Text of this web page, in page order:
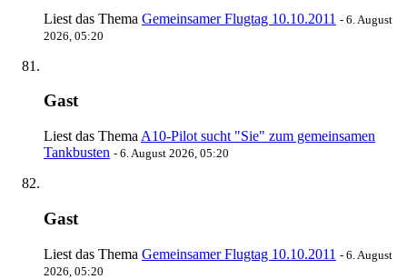
Liest das Thema Gemeinsamer Flugtag 10.10.2011 - 6. August
2026, 05:20
Gast
Liest das Thema A10-Pilot sucht "Sie" zum gemeinsamen
Tankbusten - 6. August 2026, 05:20
Gast
Liest das Thema Gemeinsamer Flugtag 10.10.2011 - 6. August
2026, 05:20